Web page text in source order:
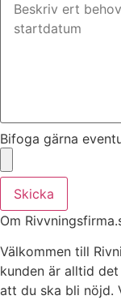
Bifoga gärna
Skicka
Om
Välkommen till
kunden är alltid
att du ska bli nöjd.